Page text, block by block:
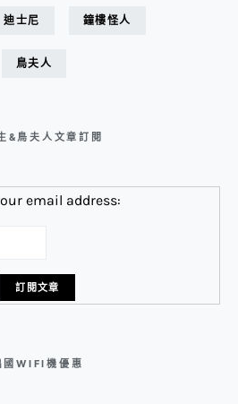
迪士尼 鐘樓怪人
鳥夫人
&鳥夫人文章訂閱
email address:
國WIFI機優惠